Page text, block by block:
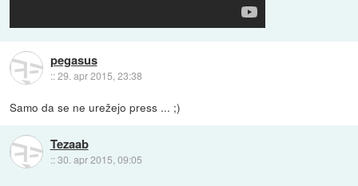
pegasus
::29. apr 2015, 23:38
Samo da se ne urežejo press ... ;)
Tezaab
::30. apr 2015, 09:05